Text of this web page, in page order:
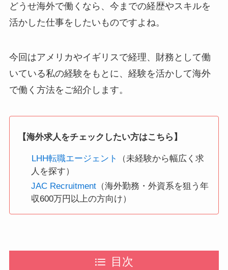
どうせ海外で働くなら、今までの経歴やスキルを
活かした仕事をしたいものですよね。
今回はアメリカやイギリスで経理、財務として働
いている私の経験をもとに、経験を活かして海外
で働く方法をご紹介します。
【海外求人をチェックしたい方はこちら】
LHH転職エージェント
（未経験から幅広く求
人を探す）
JAC Recruitment （海外勤務・外資系を狙う年
収600万円以上の方向け）
目次